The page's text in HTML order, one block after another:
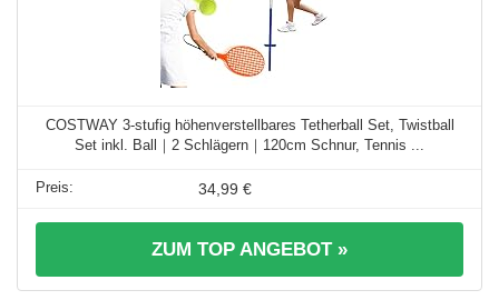
COSTWAY 3-stufig höhenverstellbares Tetherball Set, Twistball
Set inkl. Ball｜2 Schlägern｜120cm Schnur, Tennis ...
34,99 €
ZUM TOP ANGEBOT »